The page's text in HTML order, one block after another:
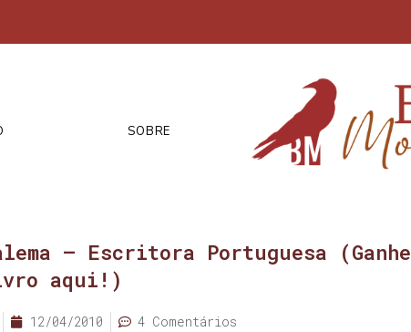
SOBRE
– Escritora Portuguesa
aqui!)
12/04/2010 4 Comentários